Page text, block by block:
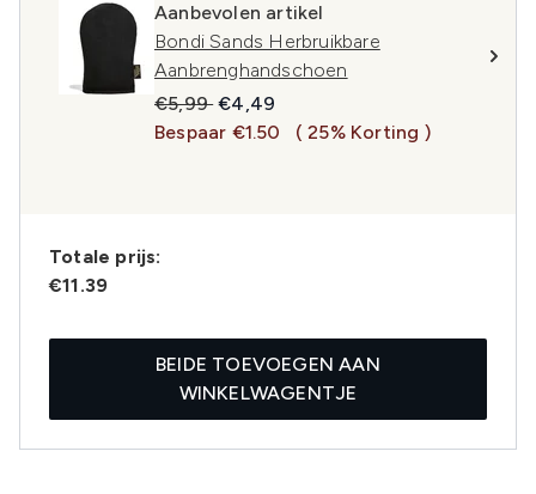
Aanbevolen artikel
Bondi Sands Herbruikbare
Aanbrenghandschoen
Recommended Retail Price:
€5,99Huidige prijs:
€4,49
Bespaar €1.50
( 25% Korting )
Totale prijs:
€11.39
BEIDE TOEVOEGEN AAN
WINKELWAGENTJE